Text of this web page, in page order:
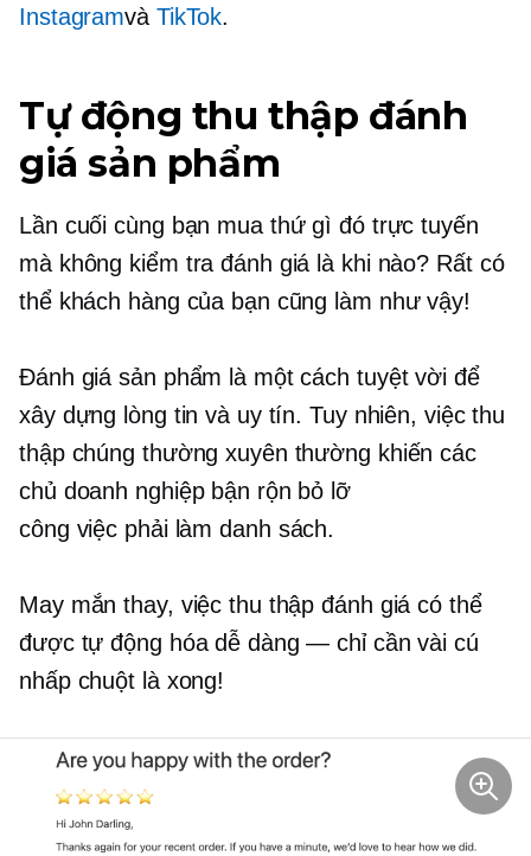
Instagramvà TikTok.
Tự động thu thập đánh
giá sản phẩm
Lần cuối cùng bạn mua thứ gì đó trực tuyến
mà không kiểm tra đánh giá là khi nào? Rất có
thể khách hàng của bạn cũng làm như vậy!
Đánh giá sản phẩm là một cách tuyệt vời để
xây dựng lòng tin và uy tín. Tuy nhiên, việc thu
thập chúng thường xuyên thường khiến các
chủ doanh nghiệp bận rộn bỏ lỡ
công việc phải làm danh sách.
May mắn thay, việc thu thập đánh giá có thể
được tự động hóa dễ dàng — chỉ cần vài cú
nhấp chuột là xong!